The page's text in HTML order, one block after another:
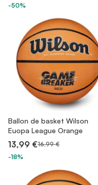
-50%
Ballon de basket Wilson
Euopa League Orange
13,99 €16,99 €
-18%